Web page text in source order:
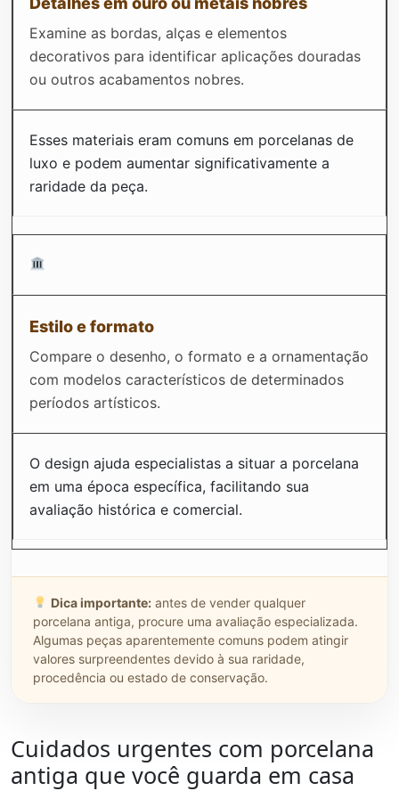
Examine as bordas, alças e elementos
decorativos para identificar aplicações douradas
ou outros acabamentos nobres.
Esses materiais eram comuns em porcelanas de
luxo e podem aumentar significativamente a
raridade da peça.
Estilo e formato
Compare o desenho, o formato e a ornamentação
com modelos característicos de determinados
períodos artísticos.
O design ajuda especialistas a situar a porcelana
em uma época específica, facilitando sua
avaliação histórica e comercial.
Dica importante:antes de vender qualquer
porcelana antiga, procure uma avaliação especializada.
Algumas peças aparentemente comuns podem atingir
valores surpreendentes devido à sua raridade,
procedência ou estado de conservação.
Cuidados urgentes com porcelana
antiga que você guarda em casa